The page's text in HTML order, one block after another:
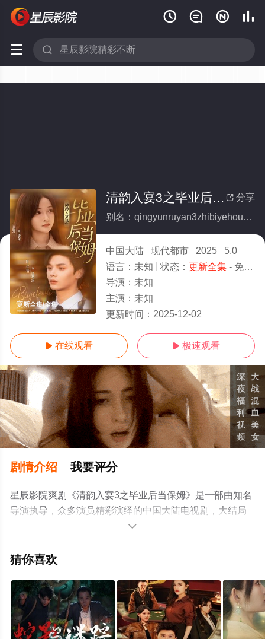
   
 
更新全集/全集
 分享
清韵入宴3之毕业后当保姆(全集)
别名：qingyunruyan3zhibiyehoudangbaomu
中国大陆 现代都市 2025
5.0
语言： 未知 状态： 更新全集- 免费在线观看
导演： 未知
主演： 未知
更新时间： 2025-12-02
 在线观看  极速观看
剧情介绍 我要评分
星辰影院爽剧《清韵入宴3之毕业后当保姆》是一部由知名
导演执导，众多演员精彩演绎的中国大陆电视剧，大结局
剧情已揭晓（更新全集），手机免费观看高清无删减完整
电视剧、电视猫或剧情网等平台了解。

猜你喜欢